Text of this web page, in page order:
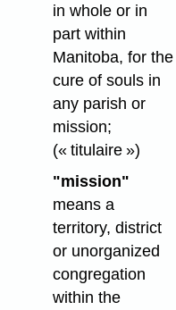
in whole or in
part within
Manitoba, for the
cure of souls in
any parish or
mission;
(« titulaire »)
"mission"
means a
territory, district
or unorganized
congregation
within the